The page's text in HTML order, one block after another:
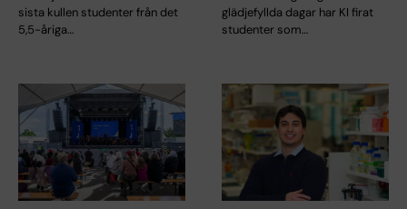
sista kullen studenter från det
5,5-åriga…
glädjefyllda dagar har KI firat
studenter som…